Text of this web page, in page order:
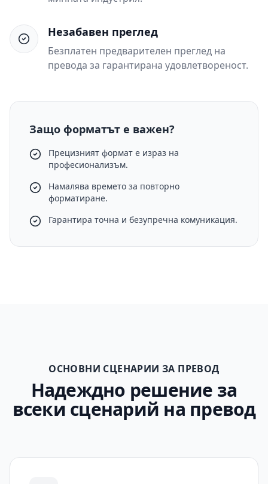
Незабавен преглед
Безплатен предварителен преглед на
превода за гарантирана удовлетвореност.
Защо форматът е важен?
Прецизният формат е израз на
професионализъм.
Намалява времето за повторно
форматиране.
Гарантира точна и безупречна комуникация.
ОСНОВНИ СЦЕНАРИИ ЗА ПРЕВОД
Надеждно решение за
всеки сценарий на превод